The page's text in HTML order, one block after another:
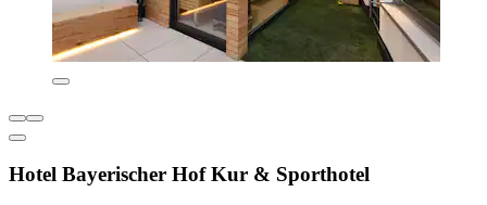
Hotel Bayerischer Hof Kur & Sporthotel